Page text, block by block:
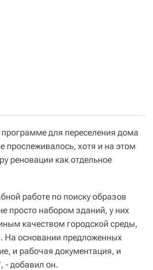
для переселения дома
прослеживалось, хотя и на этом
реновации как отдельное
работе по поиску образов
просто набором зданий, у них
качеством городской среды,
На основании предложенных
и рабочая документация, и
- добавил он.